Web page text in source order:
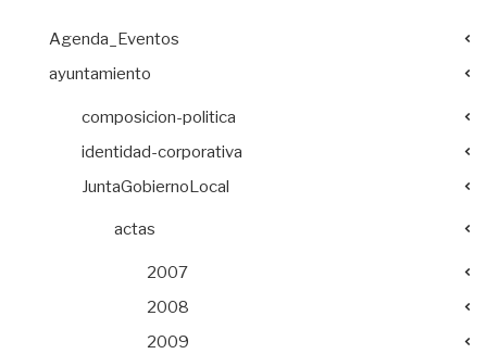
Agenda_Eventos
ayuntamiento
composicion-politica
identidad-corporativa
JuntaGobiernoLocal
actas
2007
2008
2009